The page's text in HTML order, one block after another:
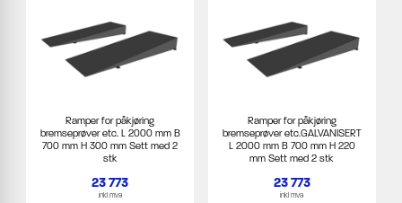
Ramper for påkjøring
bremseprøver etc. L 2000 mm B
700 mm H 300 mm Sett med 2
stk
23 773
inkl mva
Ramper for påkjøring
bremseprøver etc.GALVANISERT
L 2000 mm B 700 mm H 220
mm Sett med 2 stk
23 773
inkl mva